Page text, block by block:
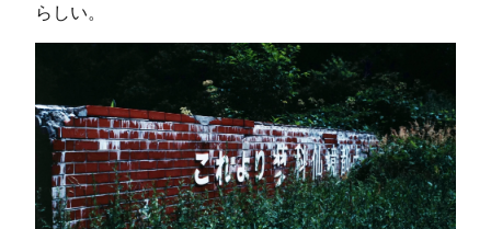
らしい。